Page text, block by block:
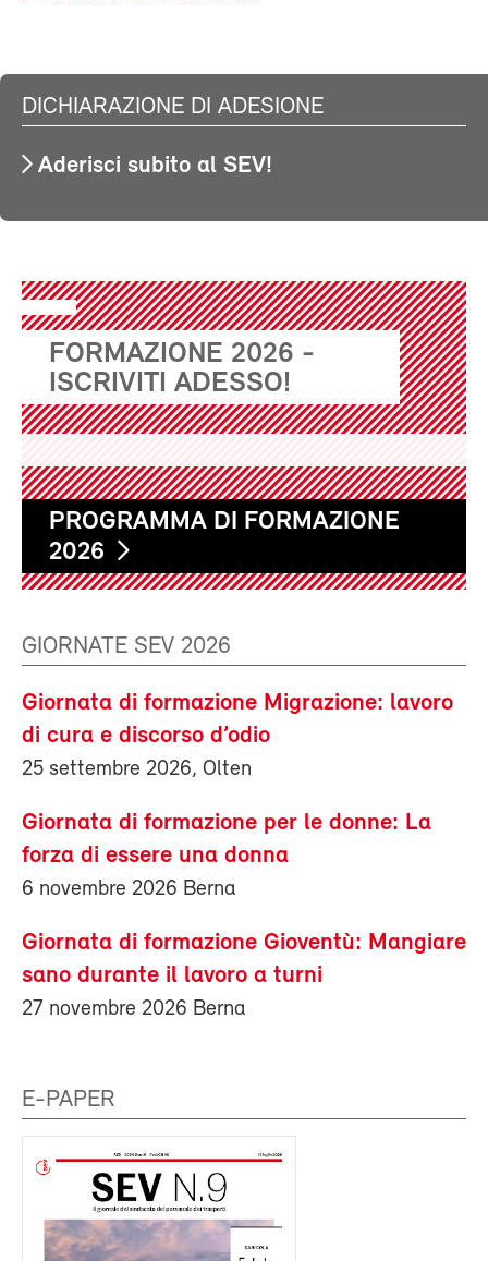
DICHIARAZIONE DI ADESIONE
Aderisci subito al SEV!
FORMAZIONE 2026 -
ISCRIVITI ADESSO!
PROGRAMMA DI FORMAZIONE
2026
GIORNATE SEV 2026
Giornata di formazione Migrazione: lavoro
di cura e discorso d’odio
25 settembre 2026, Olten
Giornata di formazione per le donne: La
forza di essere una donna
6 novembre 2026 Berna
Giornata di formazione Gioventù: Mangiare
sano durante il lavoro a turni
27 novembre 2026 Berna
E-PAPER